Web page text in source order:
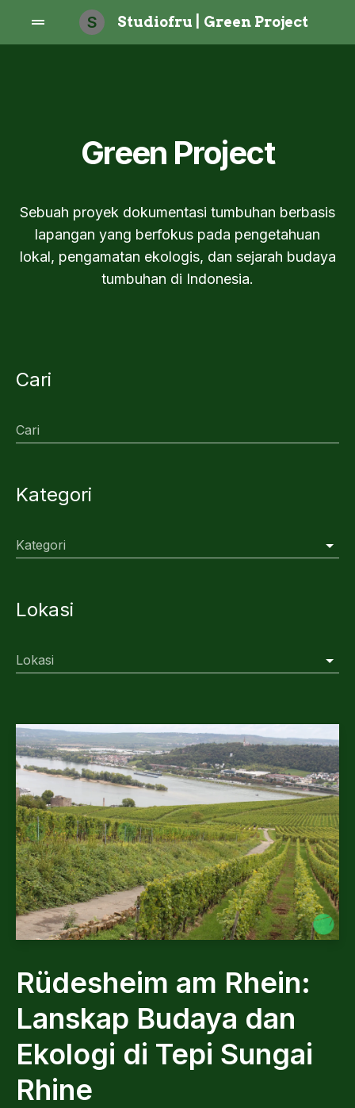
S Studiofru | Green Project
Green Project
Sebuah proyek dokumentasi tumbuhan berbasis
lapangan yang berfokus pada pengetahuan
lokal, pengamatan ekologis, dan sejarah budaya
tumbuhan di Indonesia.
Cari
Cari
Kategori
Kategori
Lokasi
Lokasi
Rüdesheim am Rhein:
Lanskap Budaya dan
Ekologi di Tepi Sungai
Rhine